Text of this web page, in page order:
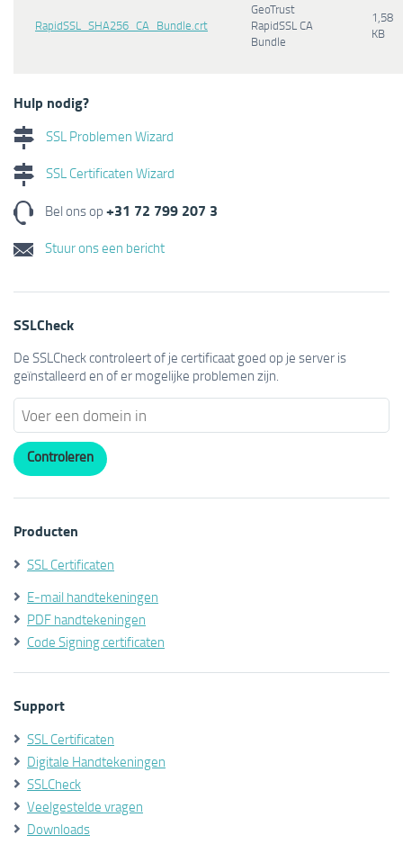
RapidSSL_SHA256_CA_Bundle.crt
GeoTrust
RapidSSL CA
Bundle
1,58
KB
Hulp nodig?
SSL Problemen Wizard
SSL Certificaten Wizard
Bel ons op +31 72 799 207 3
Stuur ons een bericht
SSLCheck
De SSLCheck controleert of je certificaat goed op je server is
geïnstalleerd en of er mogelijke problemen zijn.
Producten
SSL Certificaten
E-mail handtekeningen
PDF handtekeningen
Code Signing certificaten
Support
SSL Certificaten
Digitale Handtekeningen
SSLCheck
Veelgestelde vragen
Downloads